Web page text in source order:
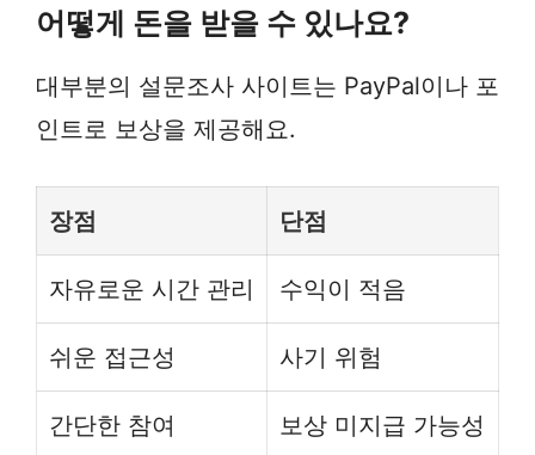
어떻게 돈을 받을 수 있나요?
대부분의 설문조사 사이트는 PayPal이나 포
인트로 보상을 제공해요.
장점 단점
자유로운 시간 관리 수익이 적음
쉬운 접근성 사기 위험
간단한 참여 보상 미지급 가능성